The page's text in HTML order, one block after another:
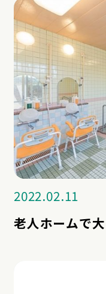
2022.02.11
老人ホームで